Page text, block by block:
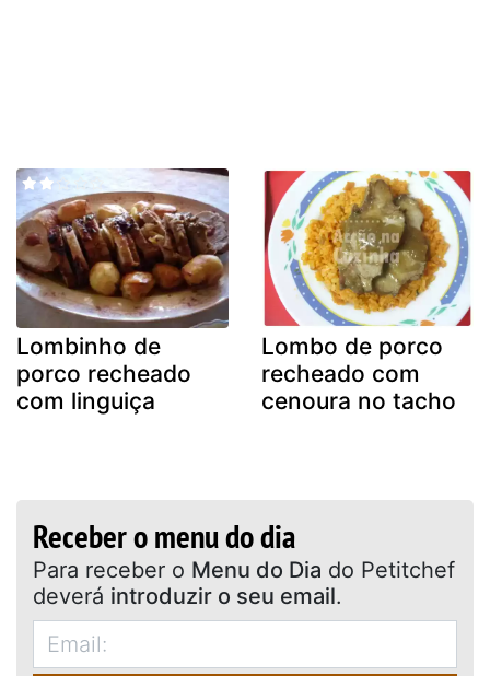
Lombinho de
porco recheado
com linguiça
Lombo de porco
recheado com
cenoura no tacho
Receber o menu do dia
Para receber o Menu do Dia do Petitchef
deverá introduzir o seu email.